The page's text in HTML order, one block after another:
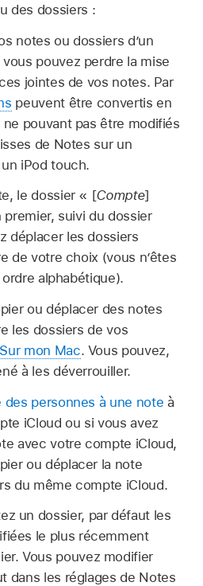
des dossiers :
notes ou dossiers d’un
pouvez perdre la mise
jointes de vos notes. Par
peuvent être convertis en
pouvant pas être modifiés
de Notes sur un
iPod touch.
le dossier « [Compte]
suivi du dossier
déplacer les dossiers
de votre choix (vous n’êtes
alphabétique).
ou déplacer des notes
les dossiers de vos
Sur mon Mac. Vous pouvez,
à les déverrouiller.
des personnes à une note à
iCloud ou si vous avez
avec votre compte iCloud,
ou déplacer la note
du même compte iCloud.
un dossier, par défaut les
le plus récemment
Vous pouvez modifier
dans les réglages de Notes